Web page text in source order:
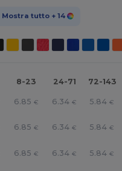
Mostra tutto + 14
8-23 24-71 72-143
6.85 € 6.34 € 5.84 €
6.85 € 6.34 € 5.84 €
6.85 € 6.34 € 5.84 €